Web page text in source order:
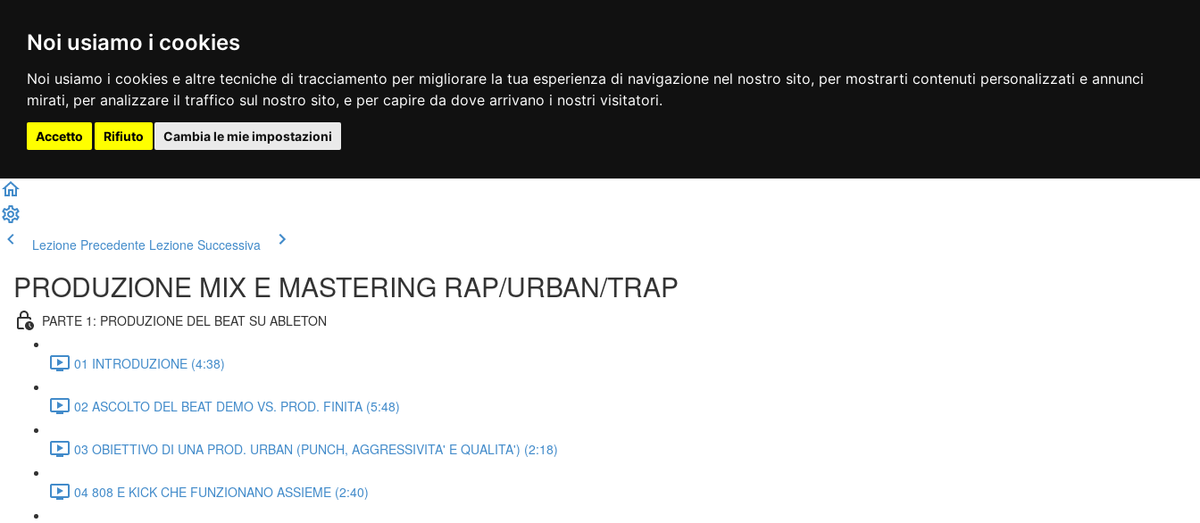
Noi usiamo i cookies
Noi usiamo i cookies e altre tecniche di tracciamento per migliorare la tua esperienza di navigazione nel nostro sito, per mostrarti contenuti personalizzati e annunci
mirati, per analizzare il traffico sul nostro sito, e per capire da dove arrivano i nostri visitatori.
Accetto Rifiuto Cambia le mie impostazioni
Lezione Precedente Lezione Successiva
PRODUZIONE MIX E MASTERING RAP/URBAN/TRAP
PARTE 1: PRODUZIONE DEL BEAT SU ABLETON
01 INTRODUZIONE (4:38)
02 ASCOLTO DEL BEAT DEMO VS. PROD. FINITA (5:48)
03 OBIETTIVO DI UNA PROD. URBAN (PUNCH, AGGRESSIVITA' E QUALITA') (2:18)
04 808 E KICK CHE FUNZIONANO ASSIEME (2:40)